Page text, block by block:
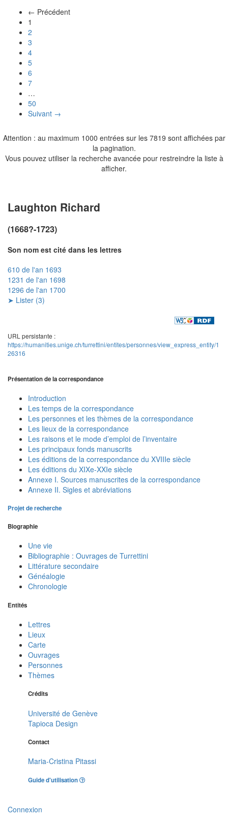
← Précédent
1
2
3
4
5
6
7
…
50
Suivant →
Attention : au maximum 1000 entrées sur les 7819 sont affichées par
la pagination.
Vous pouvez utiliser la recherche avancée pour restreindre la liste à
afficher.
Laughton Richard
(1668?-1723)
Son nom est cité dans les lettres
610 de l'an 1693
1231 de l'an 1698
1296 de l'an 1700
➤ Lister (3)
URL persistante :
https://humanities.unige.ch/turrettini/entites/personnes/view_express_entity/1
26316
Présentation de la correspondance
Introduction
Les temps de la correspondance
Les personnes et les thèmes de la correspondance
Les lieux de la correspondance
Les raisons et le mode d’emploi de l’inventaire
Les principaux fonds manuscrits
Les éditions de la correspondance du XVIIIe siècle
Les éditions du XIXe-XXIe siècle
Annexe I. Sources manuscrites de la correspondance
Annexe II. Sigles et abréviations
Projet de recherche
Biographie
Une vie
Bibliographie : Ouvrages de Turrettini
Littérature secondaire
Généalogie
Chronologie
Entités
Lettres
Lieux
Carte
Ouvrages
Personnes
Thèmes
Crédits
Université de Genève
Tapioca Design
Contact
Maria-Cristina Pitassi
Guide d'utilisation
Connexion